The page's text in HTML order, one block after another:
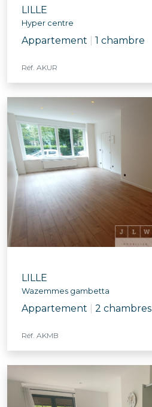
LILLE
Hyper centre
Appartement 1 chambre
Réf. AKUR
LILLE
Wazemmes gambetta
Appartement 2 chambres
Réf. AKMB